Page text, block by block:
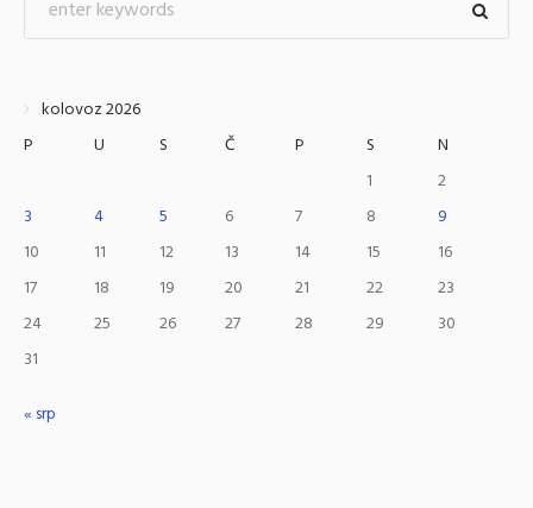
kolovoz 2026
P
U S Č P S
N
1
2
3
4 5 6 7 8
9
10
11 12 13 14 15
16
17
18 19 20 21 22
23
24
25 26 27 28 29
30
31
« srp